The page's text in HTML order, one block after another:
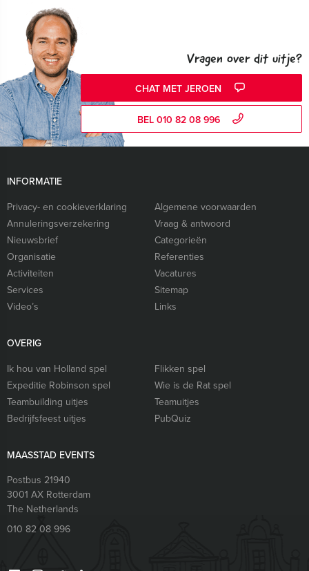
Vragen over dit uitje?
CHAT MET JEROEN
BEL 010 82 08 996
INFORMATIE
Privacy- en cookieverklaring
Algemene voorwaarden
Annuleringsverzekering
Vraag & antwoord
Nieuwsbrief
Categorieën
Organisatie
Referenties
Activiteiten
Vacatures
Services
Sitemap
Video’s
Links
OVERIG
Ik hou van Holland spel
Flikken spel
Expeditie Robinson spel
Wie is de Rat spel
Teambuilding uitjes
Teamuitjes
Bedrijfsfeest uitjes
PubQuiz
MAASSTAD EVENTS
Postbus 21940
3001 AX Rotterdam
The Netherlands
010 82 08 996